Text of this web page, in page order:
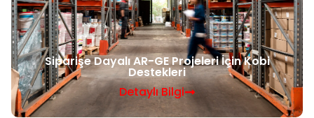
Siparişe Dayalı AR-GE Projeleri İçin Kobi
Destekleri
Detaylı Bilgi